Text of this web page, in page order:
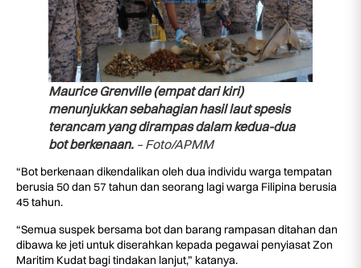
Maurice Grenville (empat dari kiri)
menunjukkan sebahagian hasil laut spesis
terancam yang dirampas dalam kedua-dua
bot berkenaan. – Foto/APMM
“Bot berkenaan dikendalikan oleh dua individu warga tempatan
berusia 50 dan 57 tahun dan seorang lagi warga Filipina berusia
45 tahun.
“Semua suspek bersama bot dan barang rampasan ditahan dan
dibawa ke jeti untuk diserahkan kepada pegawai penyiasat Zon
Maritim Kudat bagi tindakan lanjut,” katanya.